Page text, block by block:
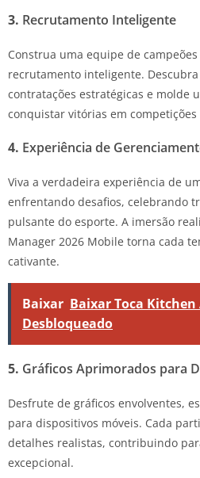
3. Recrutamento Inteligente
Construa uma equipe de
recrutamento inteligente.
contratações estratégicas e molde
conquistar vitórias em
4. Experiência de
Viva a verdadeira experiência de
enfrentando desafios, celebrando
pulsante do esporte. A imersão
Manager 2026 Mobile torna cada
cativante.
Baixar Baixar Toca Kitchen
Desbloqueado
5. Gráficos Aprimorados para
Desfrute de gráficos envolventes,
para dispositivos móveis. Cada
detalhes realistas, contribuindo
excepcional.